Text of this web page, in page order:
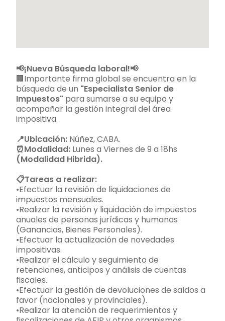
📢¡Nueva Búsqueda laboral!📢
🏢Importante firma global se encuentra en la
búsqueda de un "Especialista Senior de
Impuestos" para sumarse a su equipo y
acompañar la gestión integral del área
impositiva.
📍Ubicación: Núñez, CABA.
⏰Modalidad: Lunes a Viernes de 9 a 18hs
(Modalidad Hibrida).
📋Tareas a realizar:
•Efectuar la revisión de liquidaciones de
impuestos mensuales.
•Realizar la revisión y liquidación de impuestos
anuales de personas jurídicas y humanas
(Ganancias, Bienes Personales).
•Efectuar la actualización de novedades
impositivas.
•Realizar el cálculo y seguimiento de
retenciones, anticipos y análisis de cuentas
fiscales.
•Efectuar la gestión de devoluciones de saldos a
favor (nacionales y provinciales).
•Realizar la atención de requerimientos y